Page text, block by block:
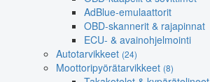
AdBlue-emulaattorit
OBD-skannerit & rajapinnat
ECU- & avainohjelmointi
Autotarvikkeet (24)
Moottoripyörätarvikkeet (8)